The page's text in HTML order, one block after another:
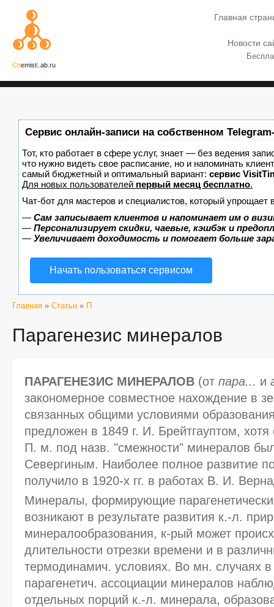
ChemistL ab.ru
Главная
Новости
Сервис онлайн-записи на собственном
Тот, кто работает в сфере услуг, знает — без ведения
что нужно видеть свое расписание, но и напоминать
самый бюджетный и оптимальный вариант: сервис
Для новых пользователей первый месяц бесплатно.
Чат-бот для мастеров и специалистов, который упрощает
— Сам записывает клиентов и напоминает им о
— Персонализирует скидки, чаевые, кэшбэк и
— Увеличивает доходимость и помогает больше
Начать пользоваться сервисом
Главная » Статьи » П
Парагенезис минералов
ПАРАГЕНЕЗИС МИНЕРАЛОВ (от пара... и
закономерное совместное нахождение в
связанных общими условиями
предложен в 1849 г. И. Брейтгауптом,
П. м. под назв. "смежности" минералов
Севергиным. Наиболее полное развитие
получило в 1920-х гг. в работах В. И.
Минералы, формирующие
возникают в результате развития к.-л.
минералообразования, к-рый может
длительности отрезки времени и в
термодинамич. условиях. Во мн. случаях
парагенетич. ассоциации минералов
отдельных порций к.-л. минерала,